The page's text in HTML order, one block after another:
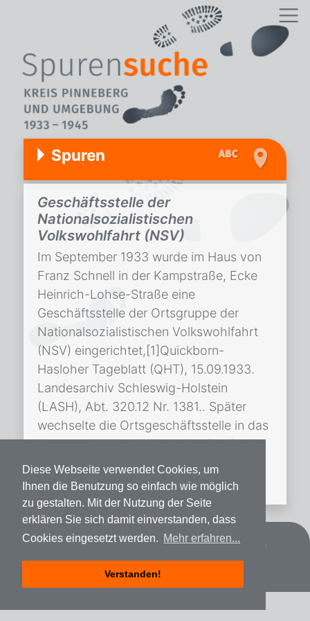
Diese Webseite verwendet Cookies, um
Ihnen die Benutzung so einfach wie möglich
zu gestalten. Mit der Nutzung der Seite
erklären Sie sich damit einverstanden, dass
Cookies eingesetzt werden. Mehr erfahren...
Verstanden!
Spuren
Geschäftsstelle der
Nationalsozialistischen
Volkswohlfahrt (NSV)
Im September 1933 wurde im Haus von
Franz Schnell in der Kampstraße, Ecke
Heinrich-Lohse-Straße eine
Geschäftsstelle der Ortsgruppe der
Nationalsozialistischen Volkswohlfahrt
(NSV) eingerichtet,[1]Quickborn-
Hasloher Tageblatt (QHT), 15.09.1933.
Landesarchiv Schleswig-Holstein
(LASH), Abt. 320.12 Nr. 1381.. Später
wechselte die Ortsgeschäftsstelle in das
Haus von Walter Kahle in der Straße Am
Mühlenberg Nr. 9 und 1941 in das
„Gustloffhaus“ […]
Datenschutz Impressum Spenden